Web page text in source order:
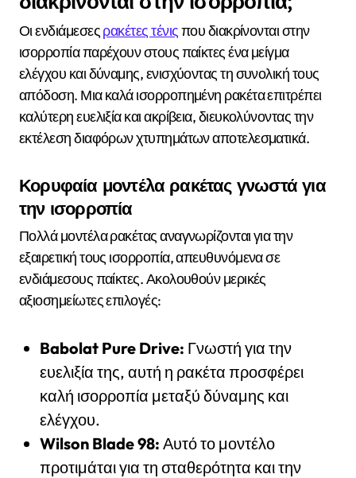
Οι ενδιάμεσεςρακέτες τένιςπου διακρίνονται στην
ισορροπία παρέχουν στους παίκτες ένα μείγμα
ελέγχου και δύναμης, ενισχύοντας τη συνολική τους
απόδοση. Μια καλά ισορροπημένη ρακέτα επιτρέπει
καλύτερη ευελιξία και ακρίβεια, διευκολύνοντας την
εκτέλεση διαφόρων χτυπημάτων αποτελεσματικά.
Κορυφαία μοντέλα ρακέτας γνωστά για
την ισορροπία
Πολλά μοντέλα ρακέτας αναγνωρίζονται για την
εξαιρετική τους ισορροπία, απευθυνόμενα σε
ενδιάμεσους παίκτες. Ακολουθούν μερικές
αξιοσημείωτες επιλογές:
Babolat Pure Drive: Γνωστή για την
ευελιξία της, αυτή η ρακέτα προσφέρει
καλή ισορροπία μεταξύ δύναμης και
ελέγχου.
Wilson Blade 98: Αυτό το μοντέλο
προτιμάται για τη σταθερότητα και την